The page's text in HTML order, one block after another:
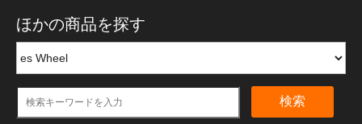
ほかの商品を探す
検索